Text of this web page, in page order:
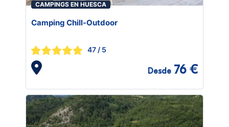
CAMPINGS EN HUESCA
Camping Chill-Outdoor
47 / 5
Desde 76 €